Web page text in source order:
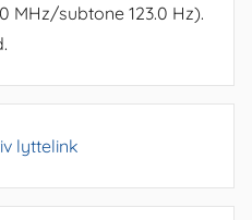
MHz/subtone 123.0 Hz).
lyttelink